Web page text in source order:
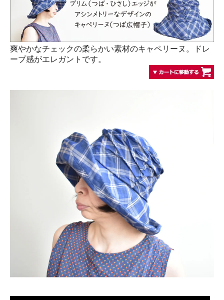
爽やかなチェックの柔らかい素材のキャペリーヌ。ドレ
ープ感がエレガントです。